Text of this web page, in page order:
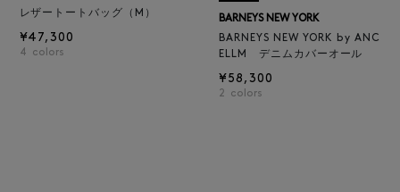
レザートートバッグ（M）
¥47,300
4 colors
BARNEYS NEW YORK
BARNEYS NEW YORK by ANC
ELLM デニムカバーオール
¥58,300
2 colors